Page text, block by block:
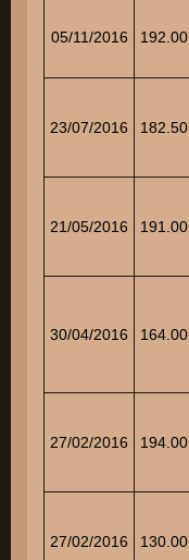
05/11/2016 192.00
23/07/2016 182.50
21/05/2016 191.00
30/04/2016 164.00
27/02/2016 194.00
27/02/2016 130.00